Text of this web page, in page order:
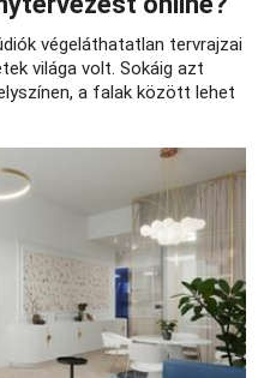
végeláthatatlan tervrajzai
világa volt. Sokáig azt
a falak között lehet